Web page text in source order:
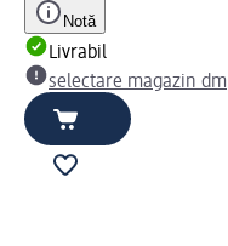
Notă
Livrabil
selectare magazin dm